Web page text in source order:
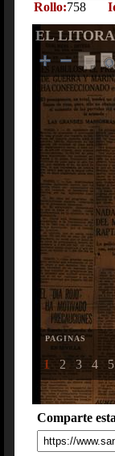
Rollo:758
EL
PAGINAS
1 2 3 4 5
Comparte